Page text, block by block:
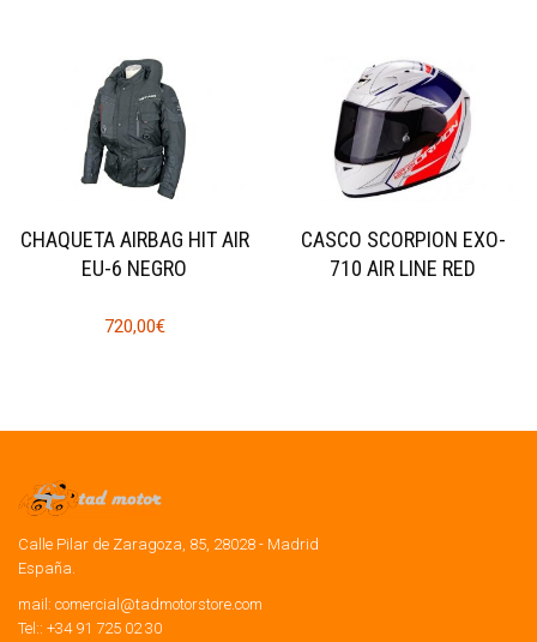
CHAQUETA AIRBAG HIT AIR
EU-6 NEGRO
720,00€
CASCO SCORPION EXO-
710 AIR LINE RED
Calle Pilar de Zaragoza, 85, 28028 - Madrid
España.
mail: comercial@tadmotorstore.com
Tel:: +34 91 725 02 30